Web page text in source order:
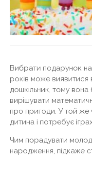
Вибрати подарунок
років може
дошкільник, тому вона
вирішувати
про пригоди. У той же
дитина і потребує
Чим порадувати
народження, підкаже